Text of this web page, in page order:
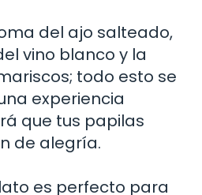
del ajo salteado,
vino blanco y la
todo esto se
experiencia
que tus papilas
de alegría.
es perfecto para